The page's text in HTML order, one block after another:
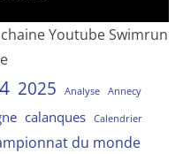
Youtube Swimrun
2025 Analyse Annecy
calanques Calendrier
du monde